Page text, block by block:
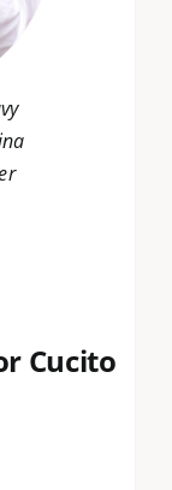
Cucito